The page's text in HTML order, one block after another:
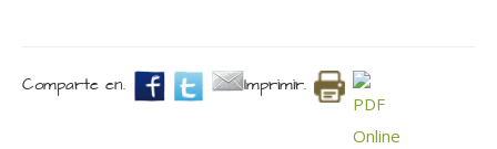
Comparte en. Imprimir.